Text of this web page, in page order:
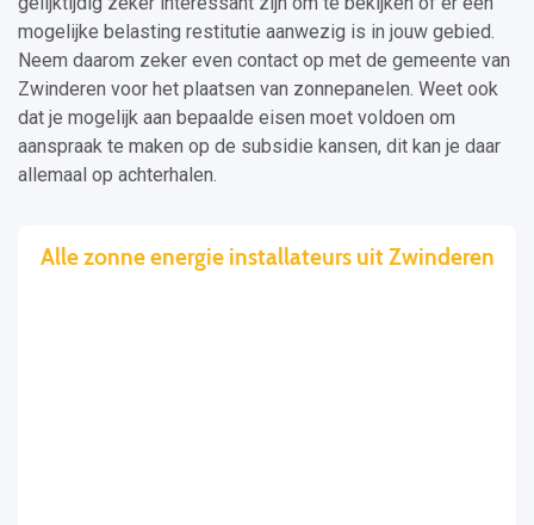
mogelijke belasting restitutie aanwezig is in jouw gebied.
Neem daarom zeker even contact op met de gemeente van
Zwinderen voor het plaatsen van zonnepanelen. Weet ook
dat je mogelijk aan bepaalde eisen moet voldoen om
aanspraak te maken op de subsidie kansen, dit kan je daar
allemaal op achterhalen.
Alle zonne energie installateurs uit Zwinderen